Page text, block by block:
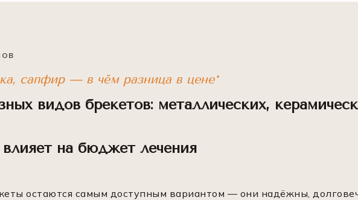
сапфир — в чём разница в цене*
видов брекетов: металлических,
на бюджет лечения
остаются самым доступным вариантом — они надёжны,